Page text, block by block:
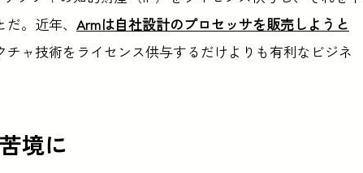
。近年、 Armは自社設計のプロセッサを販売しようと
ャ技術をライセンス供与するだけよりも有利なビジネ
境に